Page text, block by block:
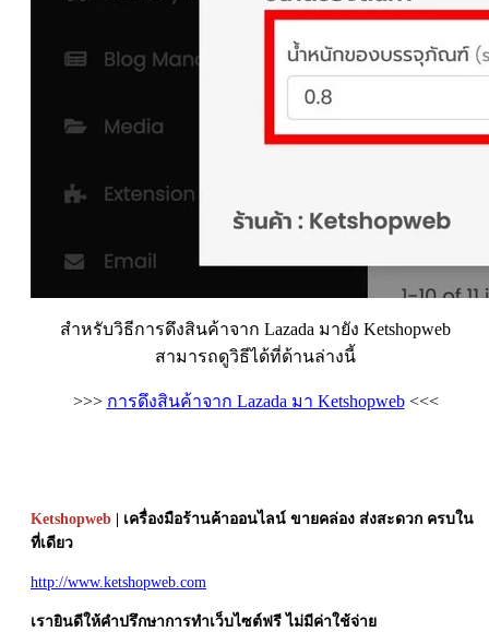
สำหรับวิธีการดึงสินค้าจาก Lazada มายัง Ketshopweb
สามารถดูวิธีได้ที่ด้านล่างนี้
>>> การดึงสินค้าจาก Lazada มา Ketshopweb<<<
Ketshopweb
| เครื่องมือร้านค้าออนไลน์ ขายคล่อง ส่งสะดวก ครบใน
ที่เดียว
http://www.ketshopweb.com
เรายินดีให้คำปรึกษาการทำเว็บไซต์ฟรี ไม่มีค่าใช้จ่าย